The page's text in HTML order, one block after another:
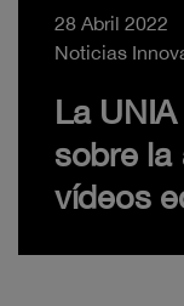
28 Abril 2022
Noticias
La
sobre la
vídeos